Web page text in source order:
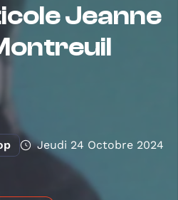
Jeanne
Jeudi 24 Octobre 2024